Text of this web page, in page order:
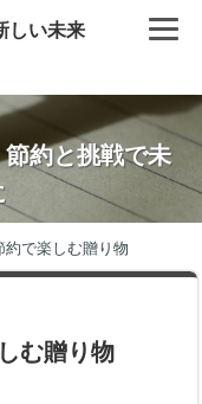
しい未来
約と挑戦で未
で楽しむ贈り物
む贈り物